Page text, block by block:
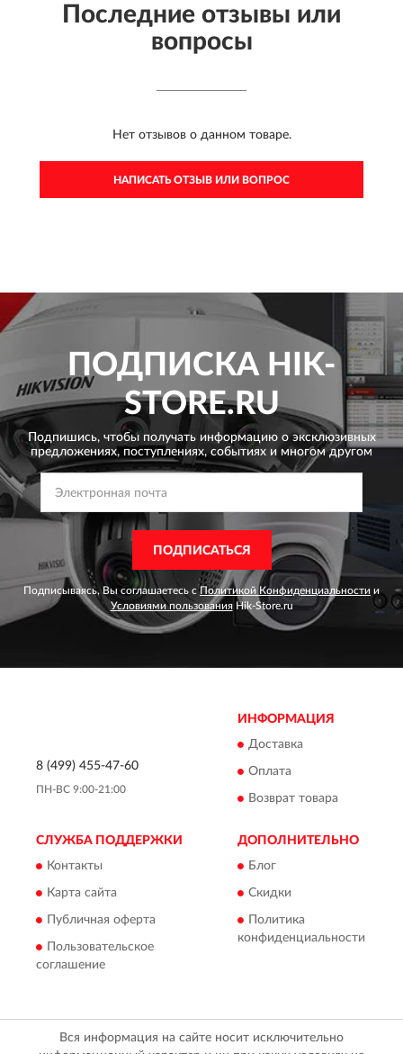
Последние отзывы или
вопросы
Нет отзывов о данном товаре.
НАПИСАТЬ ОТЗЫВ ИЛИ ВОПРОС
ПОДПИСКА HIK-
STORE.RU
Подпишись, чтобы получать информацию о эксклюзивных
предложениях, поступлениях, событиях и многом другом
ПОДПИСАТЬСЯ
Подписываясь, Вы соглашаетесь сПолитикой Конфиденциальности и
Условиями пользованияHik-Store.ru
8 (499) 455-47-60
ПН-ВС 9:00-21:00
ИНФОРМАЦИЯ
Доставка
Оплата
Возврат товара
СЛУЖБА ПОДДЕРЖКИ
Контакты
Карта сайта
Публичная оферта
Пользовательское
соглашение
ДОПОЛНИТЕЛЬНО
Блог
Скидки
Политика
конфиденциальности
Вся информация на сайте носит исключительно